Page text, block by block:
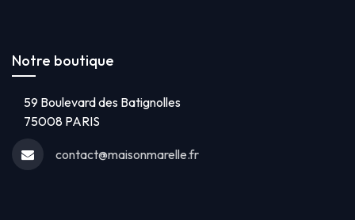
Notre boutique
59 Boulevard des Batignolles
75008 PARIS
contact@maisonmarelle.fr